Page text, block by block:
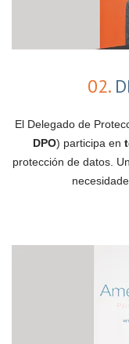
02.
El Delegado de
DPO) participa en
protección de datos.